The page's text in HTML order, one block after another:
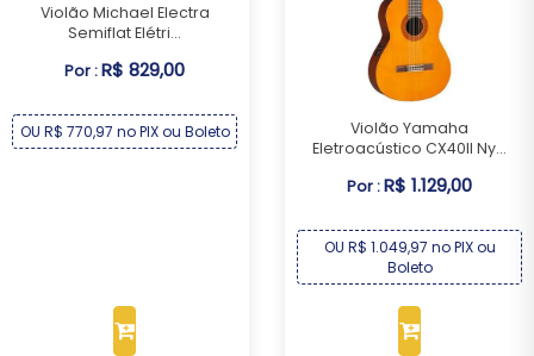
Violão Michael Electra
Semiflat Elétri...
Por :R$ 829,00
OU R$ 770,97 no PIX ou Boleto
Violão Yamaha
Eletroacústico CX40II Ny...
Por :R$ 1.129,00
OU R$ 1.049,97 no PIX ou
Boleto